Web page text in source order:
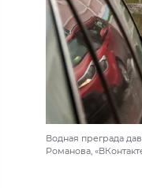
Водная преграда
Романова,